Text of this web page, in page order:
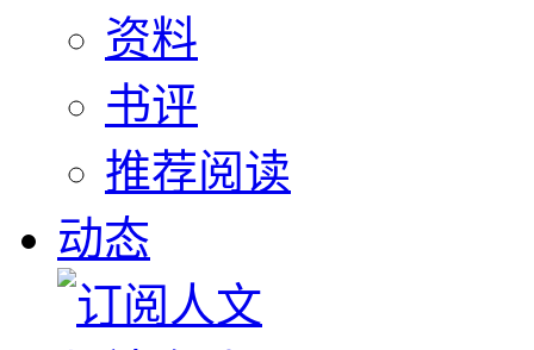
资料
书评
推荐阅读
动态